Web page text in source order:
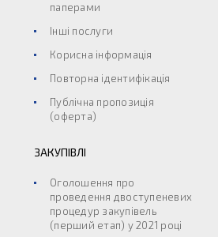
паперами
Інші послуги
Корисна інформація
Повторна ідентифікація
Публічна пропозиція
(оферта)
ЗАКУПІВЛІ
Оголошення про
проведення двоступеневих
процедур закупівель
(перший етап) у 2021 році